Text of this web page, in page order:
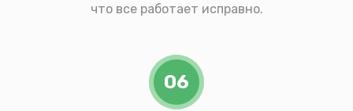
что все работает исправно.
06